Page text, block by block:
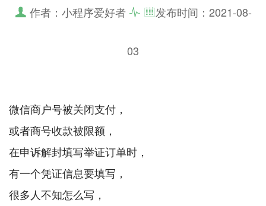
作者：小程序爱好者 发布时间： 2021-08-
03
微信商户号被关闭支付，
或者商号收款被限额，
在申诉解封填写举证订单时，
有一个凭证信息要填写，
很多人不知怎么写，